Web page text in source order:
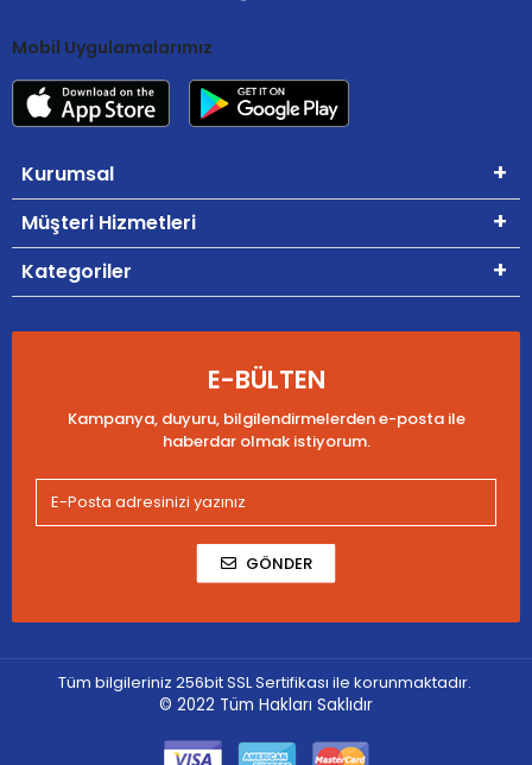
Mobil Uygulamalarımız
Kurumsal
Müşteri Hizmetleri
Kategoriler
E-BÜLTEN
Kampanya, duyuru, bilgilendirmelerden e-posta ile
haberdar olmak istiyorum.
GÖNDER
Tüm bilgileriniz 256bit SSL Sertifikası ile korunmaktadır.
© 2022 Tüm Hakları Saklıdır